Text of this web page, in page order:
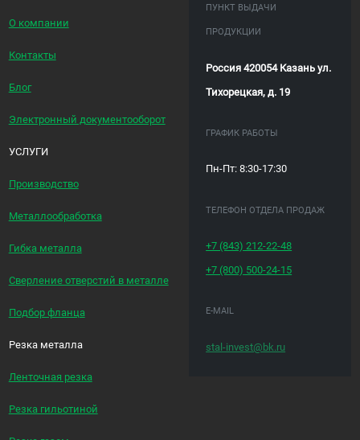
О компании
Контакты
Блог
Электронный документооборот
УСЛУГИ
Производство
Металлообработка
Гибка металла
Сверление отверстий в металле
Подбор фланца
Резка металла
Ленточная резка
Резка гильотиной
ПУНКТ ВЫДАЧИ
ПРОДУКЦИИ
Россия 420054 Казань ул.
Тихорецкая, д. 19
ГРАФИК РАБОТЫ
Пн-Пт: 8:30-17:30
ТЕЛЕФОН ОТДЕЛА ПРОДАЖ
+7 (843) 212-22-48
+7 (800) 500-24-15
E-MAIL
stal-invest@bk.ru